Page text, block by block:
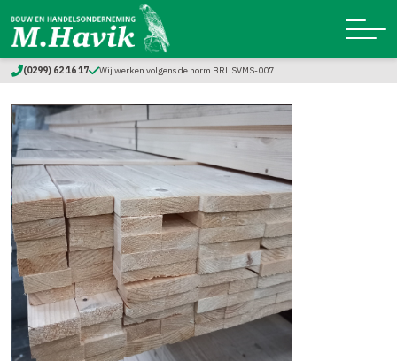
(0299) 62 16 17 Wij werken volgens de norm BRL SVMS-007